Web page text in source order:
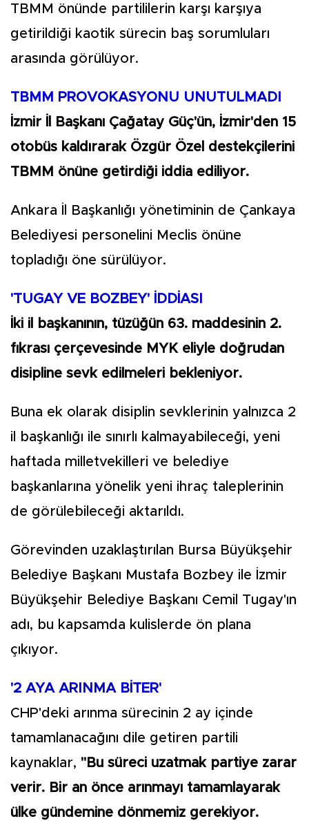
TBMM önünde partililerin karşı karşıya
getirildiği kaotik sürecin baş sorumluları
arasında görülüyor.
TBMM PROVOKASYONU UNUTULMADI
İzmir İl Başkanı Çağatay Güç'ün, İzmir'den 15
otobüs kaldırarak Özgür Özel destekçilerini
TBMM önüne getirdiği iddia ediliyor.
Ankara İl Başkanlığı yönetiminin de Çankaya
Belediyesi personelini Meclis önüne
topladığı öne sürülüyor.
'TUGAY VE BOZBEY' İDDİASI
İki il başkanının, tüzüğün 63. maddesinin 2.
fıkrası çerçevesinde MYK eliyle doğrudan
disipline sevk edilmeleri bekleniyor.
Buna ek olarak disiplin sevklerinin yalnızca 2
il başkanlığı ile sınırlı kalmayabileceği, yeni
haftada milletvekilleri ve belediye
başkanlarına yönelik yeni ihraç taleplerinin
de görülebileceği aktarıldı.
Görevinden uzaklaştırılan Bursa Büyükşehir
Belediye Başkanı Mustafa Bozbey ile İzmir
Büyükşehir Belediye Başkanı Cemil Tugay'ın
adı, bu kapsamda kulislerde ön plana
çıkıyor.
'2 AYA ARINMA BİTER'
CHP'deki arınma sürecinin 2 ay içinde
tamamlanacağını dile getiren partili
kaynaklar, "Bu süreci uzatmak partiye zarar
verir. Bir an önce arınmayı tamamlayarak
ülke gündemine dönmemiz gerekiyor.